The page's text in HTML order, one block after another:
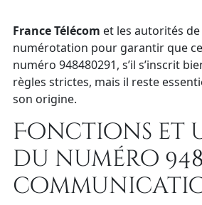
France Télécom et les autorités de
numérotation pour garantir que
numéro 948480291, s’il s’inscrit
règles strictes, mais il reste
son origine.
Fonctions et
du numéro